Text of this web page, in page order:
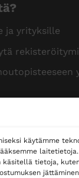
käytämme
tietoja,
ja yrityksille
myymme